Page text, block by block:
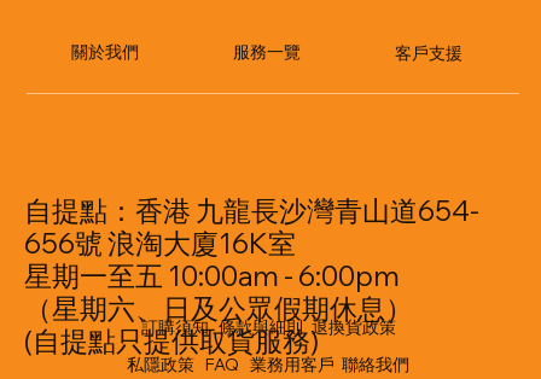
關於我們 ​服務一覽 客戶支援
自提點：香港 九龍長沙灣青山道654-
656號 浪淘大廈16K室
星期一至五 10:00am - 6:00pm
（星期六、日及公眾假期休息）
(自提點只提供取貨服務)
訂購須知 條款與細則 退換貨政策
私隱政策 FAQ 業務用客戶 聯絡我們